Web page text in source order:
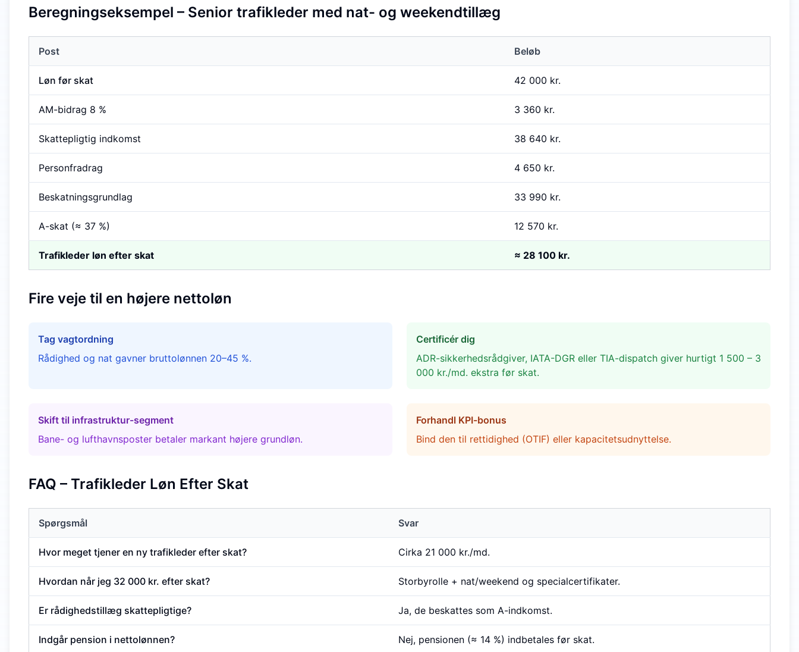
Beregningseksempel – Senior trafikleder med nat- og weekendtillæg
Post Beløb
Løn før skat 42 000 kr.
AM-bidrag 8 % 3 360 kr.
Skattepligtig indkomst 38 640 kr.
Personfradrag 4 650 kr.
Beskatningsgrundlag 33 990 kr.
A-skat (≈ 37 %) 12 570 kr.
Trafikleder løn efter skat ≈ 28 100 kr.
Fire veje til en højere nettoløn
Tag vagtordning
Rådighed og nat gavner bruttolønnen 20–45 %.
Certificér dig
ADR-sikkerhedsrådgiver, IATA-DGR eller TIA-dispatch giver hurtigt 1 500 – 3
000 kr./md. ekstra før skat.
Skift til infrastruktur-segment
Bane- og lufthavnsposter betaler markant højere grundløn.
Forhandl KPI-bonus
Bind den til rettidighed (OTIF) eller kapacitetsudnyttelse.
FAQ – Trafikleder Løn Efter Skat
Spørgsmål Svar
Hvor meget tjener en ny trafikleder efter skat? Cirka 21 000 kr./md.
Hvordan når jeg 32 000 kr. efter skat? Storbyrolle + nat/weekend og specialcertifikater.
Er rådighedstillæg skattepligtige? Ja, de beskattes som A-indkomst.
Indgår pension i nettolønnen? Nej, pensionen (≈ 14 %) indbetales før skat.